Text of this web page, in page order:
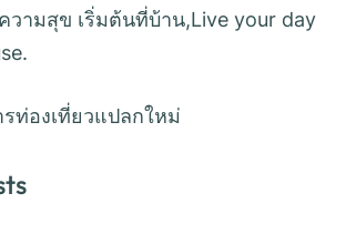
ความสุข เริ่มต้นที่บ้าน,Live your day